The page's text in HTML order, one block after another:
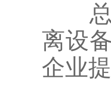
总
离设
企业